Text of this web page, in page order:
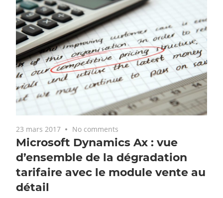
23 mars 2017 No comments
Microsoft Dynamics Ax : vue
d’ensemble de la dégradation
tarifaire avec le module vente au
détail